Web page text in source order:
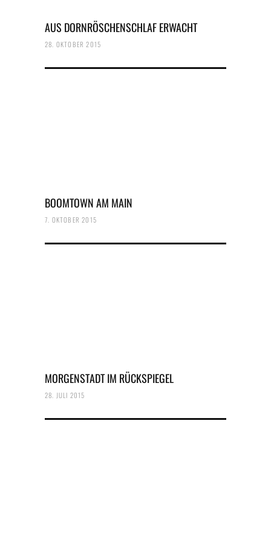
AUS DORNRÖSCHENSCHLAF ERWACHT
28. OKTOBER 2015
BOOMTOWN AM MAIN
7. OKTOBER 2015
MORGENSTADT IM RÜCKSPIEGEL
28. JULI 2015